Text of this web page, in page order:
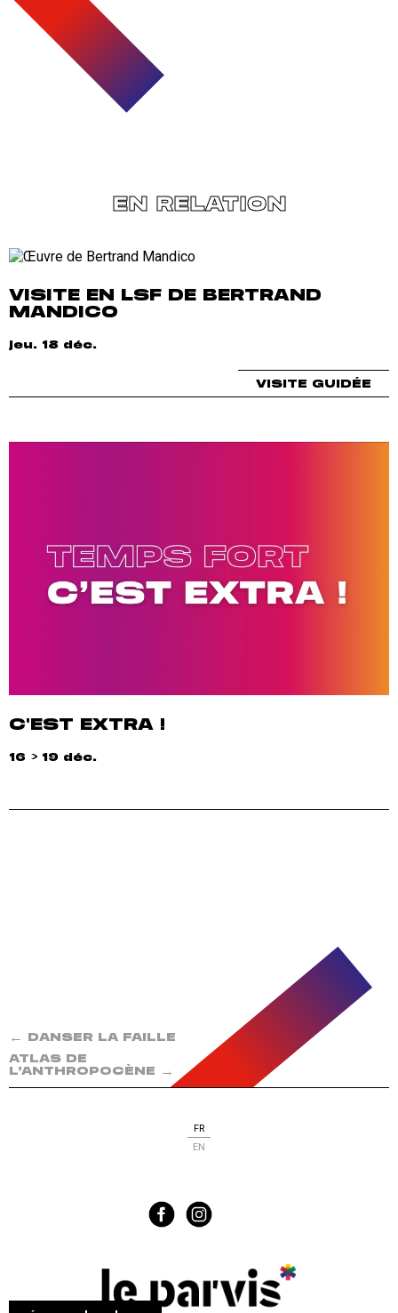
EN RELATION
VISITE EN LSF DE BERTRAND
MANDICO
VISITE GUIDÉE
jeu. 18 déc.
C'EST EXTRA !
16 > 19 déc.
← DANSER LA FAILLE
ATLAS DE
L’ANTHROPOCÈNE
→
FR
EN